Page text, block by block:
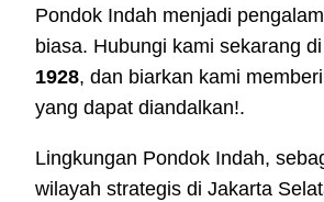
Pondok Indah menjadi
biasa. Hubungi kami sekarang di
1928, dan biarkan kami
yang dapat diandalkan!.
Lingkungan Pondok Indah,
wilayah strategis di Jakarta